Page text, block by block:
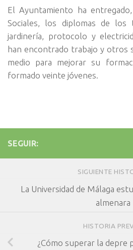
El Ayuntamiento ha
Sociales, los diplomas de los
jardinería, protocolo y
han encontrado trabajo y otros
medio para mejorar su
formado veinte jóvenes.
SEGUIR:
SIGUIENTE
La Universidad de Málaga
almenara
HISTORIA
¿Cómo superar la depre